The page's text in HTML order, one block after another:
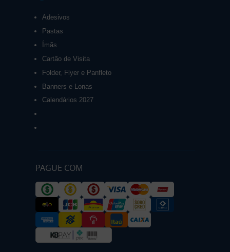
Adesivos
Pastas
Ímãs
Cartão de Visita
Folder, Flyer e Panfleto
Banners e Lonas
Calendários 2027
PAGUE COM